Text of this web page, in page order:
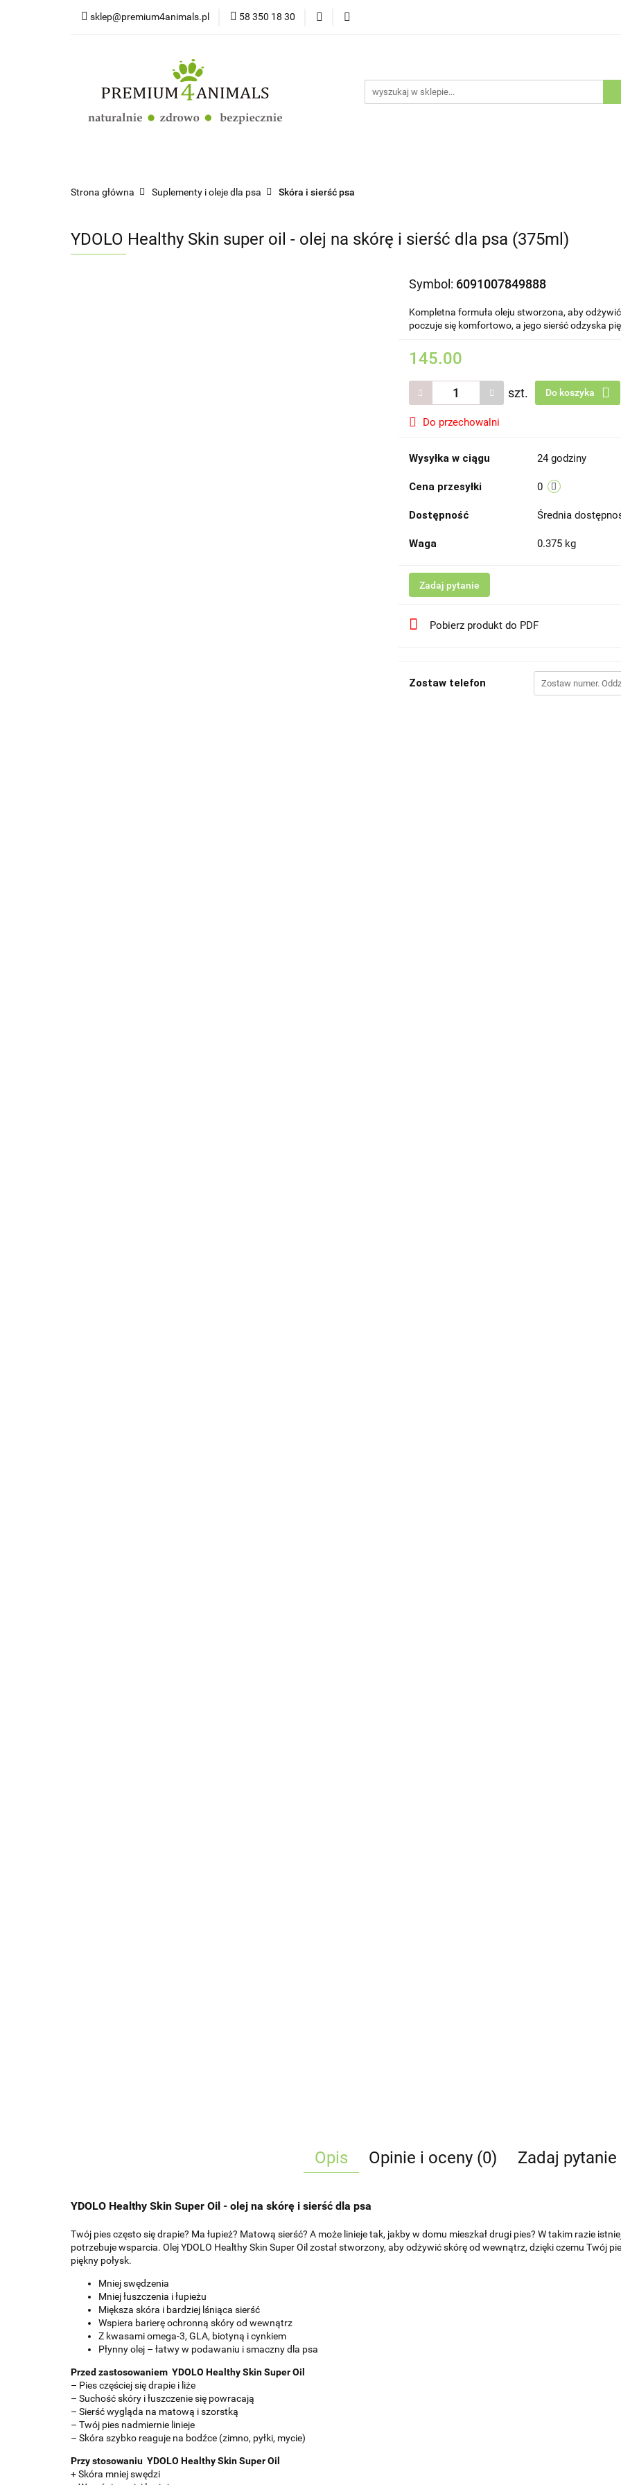
sklep@premium4animals.pl 58 350 18 30
Strona główna Psy
Strona główna Suplementy i oleje dla psa Skóra i sierść psa
YDOLO Healthy Skin super oil - olej na skórę i sierść dla psa (375ml)
Symbol: 6091007849888
Kompletna formuła oleju stworzona, aby
poczuje się komfortowo, a jego sierść odzyska
145.00
szt. Do koszyka
Do przechowalni
Wysyłka w ciągu 24 godziny
Cena przesyłki 0
Dostępność Średnia
Waga 0.375 kg
Zadaj pytanie
Pobierz produkt do PDF
Zostaw telefon
Opis Opinie i oceny (0) Zadaj pytanie
YDOLO Healthy Skin Super Oil - olej na skórę i sierść dla psa
Twój pies często się drapie? Ma łupież? Matową sierść? A może linieje tak, jakby w domu mieszkał drugi pies? W takim razie
potrzebuje wsparcia. Olej YDOLO Healthy Skin Super Oil został stworzony, aby odżywić skórę od wewnątrz, dzięki czemu Twój
piękny połysk.
Mniej swędzenia
Mniej łuszczenia i łupieżu
Miększa skóra i bardziej lśniąca sierść
Wspiera barierę ochronną skóry od wewnątrz
Z kwasami omega-3, GLA, biotyną i cynkiem
Płynny olej – łatwy w podawaniu i smaczny dla psa
Przed zastosowaniem YDOLO Healthy Skin Super Oil
– Pies częściej się drapie i liże
– Suchość skóry i łuszczenie się powracają
– Sierść wygląda na matową i szorstką
– Twój pies nadmiernie linieje
– Skóra szybko reaguje na bodźce (zimno, pyłki, mycie)
Przy stosowaniu YDOLO Healthy Skin Super Oil
+ Skóra mniej swędzi